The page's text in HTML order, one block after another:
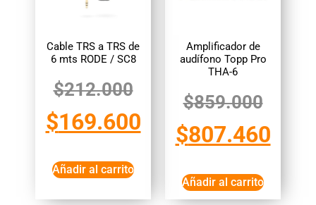
Cable TRS a TRS de
6 mts RODE / SC8
$212.000
$169.600
Añadir al carrito
Amplificador de
audífono Topp Pro
THA-6
$859.000
$807.460
Añadir al carrito